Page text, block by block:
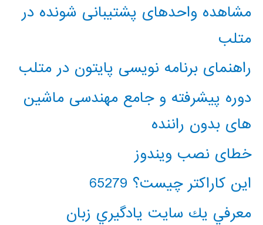
مشاهده واحدهای پشتیبانی شونده در
متلب
راهنمای برنامه نویسی پایتون در متلب
دوره پیشرفته و جامع مهندسی ماشین
های بدون راننده
خطای نصب ویندوز
این کاراکتر چیست؟ 65279
معرفي يك سايت يادگيري زبان